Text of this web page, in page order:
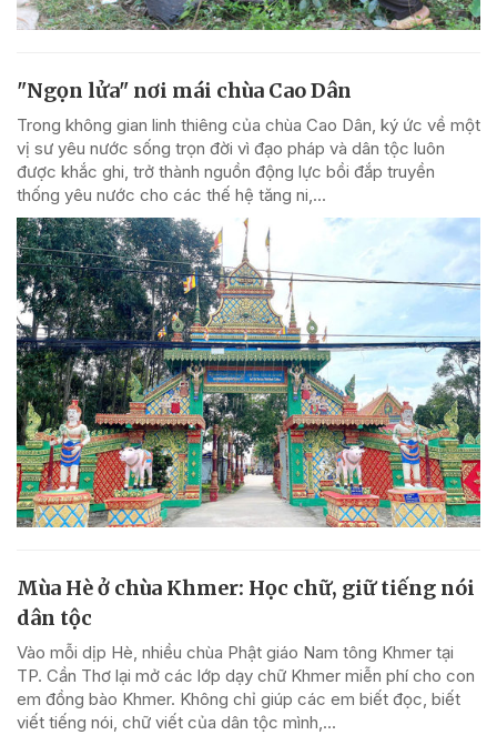
"Ngọn lửa" nơi mái chùa Cao Dân
Trong không gian linh thiêng của chùa Cao Dân, ký ức về một
vị sư yêu nước sống trọn đời vì đạo pháp và dân tộc luôn
được khắc ghi, trở thành nguồn động lực bồi đắp truyền
thống yêu nước cho các thế hệ tăng ni,...
Mùa Hè ở chùa Khmer: Học chữ, giữ tiếng nói
dân tộc
Vào mỗi dịp Hè, nhiều chùa Phật giáo Nam tông Khmer tại
TP. Cần Thơ lại mở các lớp dạy chữ Khmer miễn phí cho con
em đồng bào Khmer. Không chỉ giúp các em biết đọc, biết
viết tiếng nói, chữ viết của dân tộc mình,...